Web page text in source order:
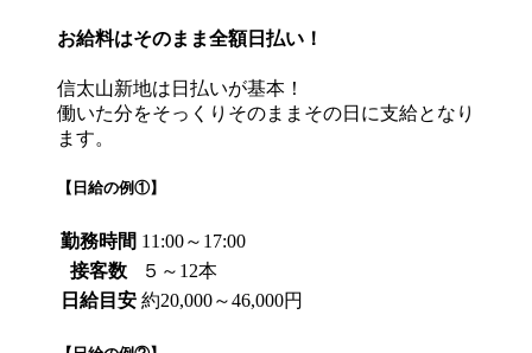
お給料はそのまま全額日払い！
信太山新地は日払いが基本！
働いた分をそっくりそのままその日に支給となり
ます。
【日給の例①】
勤務時間 11:00～17:00
接客数
５～12本
日給目安 約20,000～46,000円